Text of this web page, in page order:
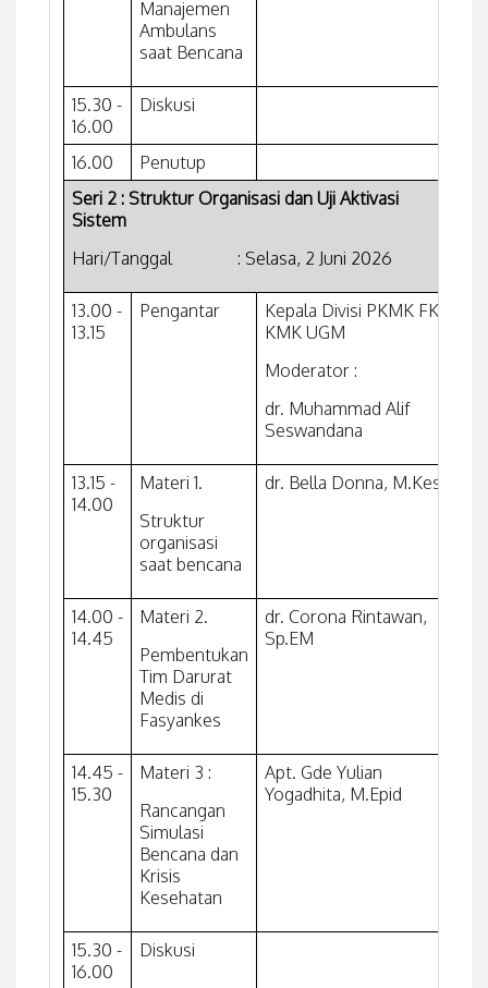
Manajemen
Ambulans
saat Bencana
15.30 -
16.00
Diskusi
16.00
Penutup
Seri 2 : Struktur Organisasi dan Uji Aktivasi
Sistem
Hari/Tanggal : Selasa, 2 Juni 2026
13.00 -
13.15
Pengantar
Kepala Divisi PKMK FK-
KMK UGM
Moderator :
dr. Muhammad Alif
Seswandana
13.15 -
14.00
Materi 1.
Struktur
organisasi
saat bencana
dr. Bella Donna, M.Kes
14.00 -
14.45
Materi 2.
Pembentukan
Tim Darurat
Medis di
Fasyankes
dr. Corona Rintawan,
Sp.EM
14.45 -
15.30
Materi 3 :
Rancangan
Simulasi
Bencana dan
Krisis
Kesehatan
Apt. Gde Yulian
Yogadhita, M.Epid
15.30 -
16.00
Diskusi